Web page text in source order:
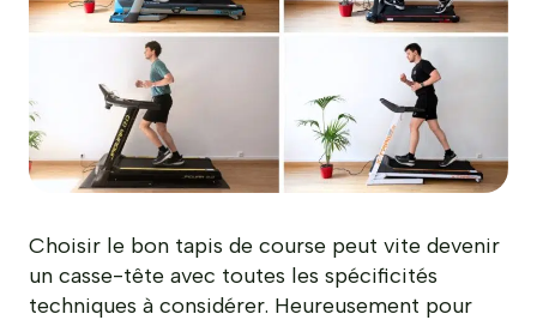
Choisir le bon tapis de course peut vite devenir
un casse-tête avec toutes les spécificités
techniques à considérer. Heureusement pour